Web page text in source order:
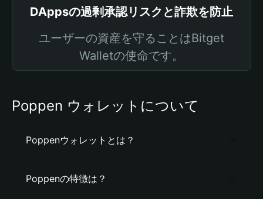
DAppsの過剰承認リスクと詐欺を防止
ユーザーの資産を守ることはBitget
Walletの使命です。
Poppen ウォレットについて
Poppenウォレットとは？
Poppenの特徴は？